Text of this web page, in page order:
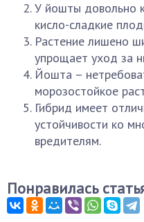
У йошты довольно
кисло-сладкие
Растение лишено
упрощает уход за
Йошта –
морозостойкое
Гибрид имеет
устойчивости ко
вредителям.
Понравилась